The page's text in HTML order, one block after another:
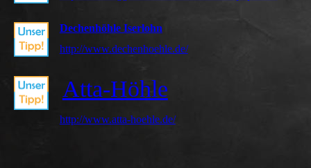
Dechenhöhle Iserlohn
http://www.dechenhoehle.de/
Atta-Höhle
http://www.atta-hoehle.de/